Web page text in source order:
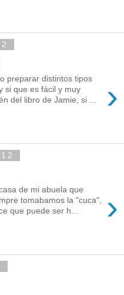
›
preparar distintos tipos
si que es fácil y muy
del libro de Jamie, si ...
›
de mi abuela que
tomabamos la "cuca",
que puede ser h...